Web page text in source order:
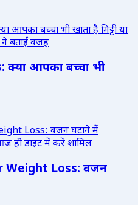
क्या आपका बच्चा भी
Weight Loss: वजन